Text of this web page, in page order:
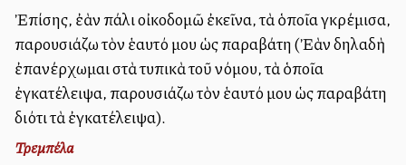
Ἐπίσης, ἐὰν πάλι οἰκοδομῶ ἐκεῖνα, τὰ ὁποῖα γκρέμισα,
παρουσιάζω τὸν ἑαυτό μου ὡς παραβάτη (Ἐὰν δηλαδὴ
ἐπανέρχωμαι στὰ τυπικὰ τοῦ νόμου, τὰ ὁποῖα
ἐγκατέλειψα, παρουσιάζω τὸν ἑαυτό μου ὡς παραβάτη
διότι τὰ ἐγκατέλειψα).
Τρεμπέλα